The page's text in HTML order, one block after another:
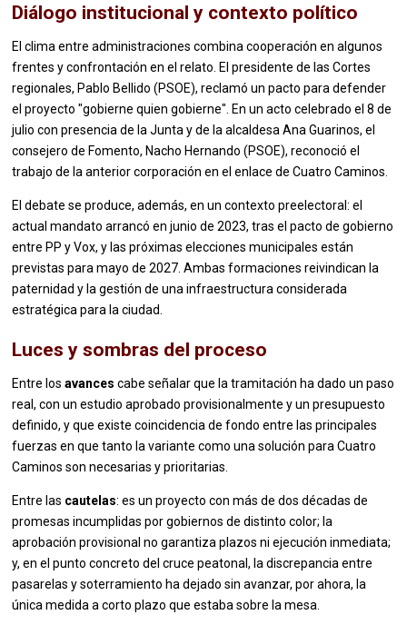
Diálogo institucional y contexto político
El clima entre administraciones combina cooperación en algunos
frentes y confrontación en el relato. El presidente de las Cortes
regionales, Pablo Bellido (PSOE), reclamó un pacto para defender
el proyecto "gobierne quien gobierne". En un acto celebrado el 8 de
julio con presencia de la Junta y de la alcaldesa Ana Guarinos, el
consejero de Fomento, Nacho Hernando (PSOE), reconoció el
trabajo de la anterior corporación en el enlace de Cuatro Caminos.
El debate se produce, además, en un contexto preelectoral: el
actual mandato arrancó en junio de 2023, tras el pacto de gobierno
entre PP y Vox, y las próximas elecciones municipales están
previstas para mayo de 2027. Ambas formaciones reivindican la
paternidad y la gestión de una infraestructura considerada
estratégica para la ciudad.
Luces y sombras del proceso
Entre losavances cabe señalar que la tramitación ha dado un paso
real, con un estudio aprobado provisionalmente y un presupuesto
definido, y que existe coincidencia de fondo entre las principales
fuerzas en que tanto la variante como una solución para Cuatro
Caminos son necesarias y prioritarias.
Entre las cautelas: es un proyecto con más de dos décadas de
promesas incumplidas por gobiernos de distinto color; la
aprobación provisional no garantiza plazos ni ejecución inmediata;
y, en el punto concreto del cruce peatonal, la discrepancia entre
pasarelas y soterramiento ha dejado sin avanzar, por ahora, la
única medida a corto plazo que estaba sobre la mesa.